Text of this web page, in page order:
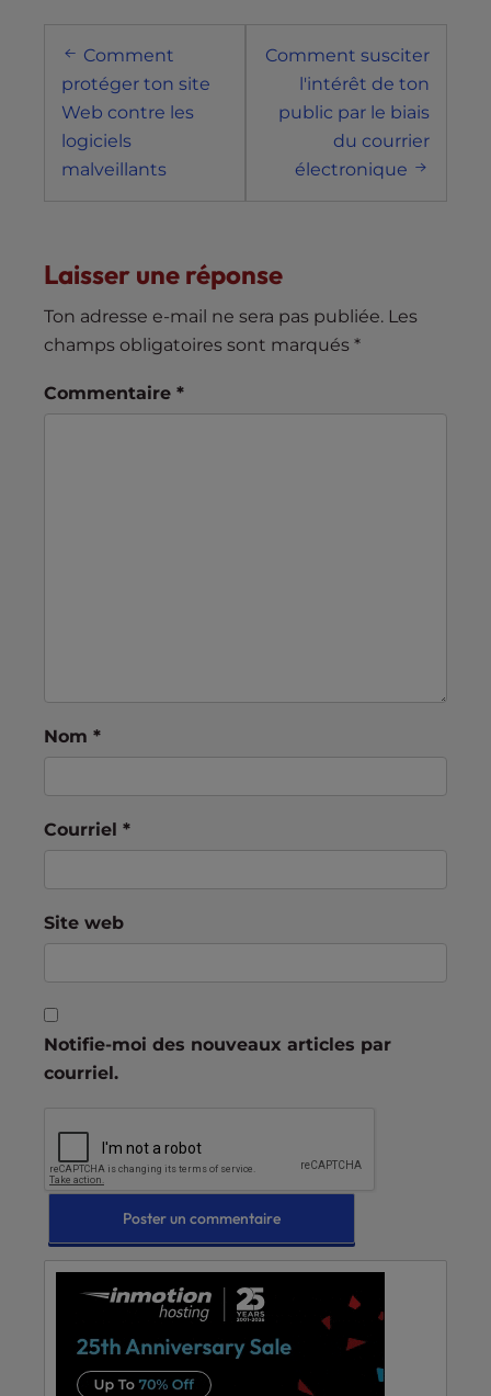
Navigation
postale
Comment
protéger ton site
Web contre les
logiciels
malveillants
Comment susciter
l'intérêt de ton
public par le biais
du courrier
électronique
Laisser une réponse
Ton adresse e-mail ne sera pas publiée. Les
champs obligatoires sont marqués *
Commentaire *
Nom *
Courriel *
Site web
Notifie-moi des nouveaux articles par
courriel.